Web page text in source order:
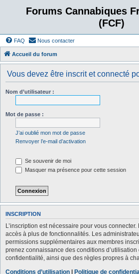
Forums Cannabiques
(FCF)
FAQ Nous contacter
Accueil du forum
Vous devez être inscrit et connecté
Nom d’utilisateur :
Mot de passe :
J’ai oublié mon mot de passe
Renvoyer l’e-mail d’activation
Se souvenir de moi
Masquer ma présence pour cette session
INSCRIPTION
L’inscription est nécessaire pour vous
accès à plus de fonctionnalités. Les
permissions supplémentaires aux membres
prenez connaissance des conditions
confidentialité, ainsi que des règles propres à
Conditions d’utilisation | Politique de